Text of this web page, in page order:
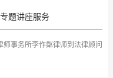
题讲座服务
事务所李作粼律师到法律顾问
保公司)开展安保企业及中高